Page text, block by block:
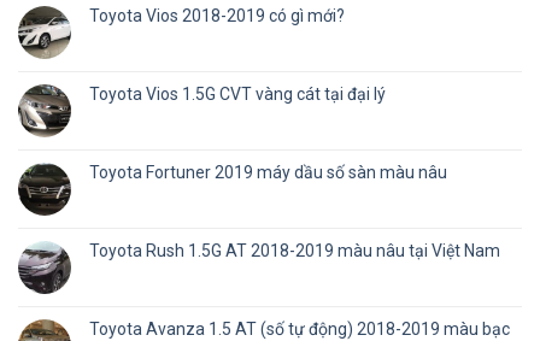
Toyota Vios 2018-2019 có gì mới?
Toyota Vios 1.5G CVT vàng cát tại đại lý
Toyota Fortuner 2019 máy dầu số sàn màu nâu
Toyota Rush 1.5G AT 2018-2019 màu nâu tại Việt Nam
Toyota Avanza 1.5 AT (số tự động) 2018-2019 màu bạc